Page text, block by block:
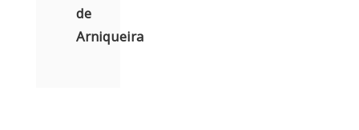
de
Arniqueira